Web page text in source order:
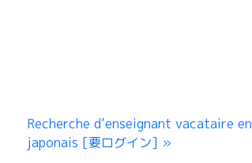
Recherche d’enseignant vacataire en
japonais [要ログイン]